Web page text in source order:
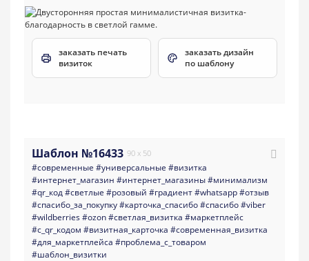
заказать печать
визиток
заказать дизайн
по шаблону
Шаблон №16433 90 x 50
#современные #универсальные #визитка
#интернет_магазин #интернет_магазины#минимализм
#qr_код#светлые #розовый #градиент#whatsapp#отзыв
#спасибо_за_покупку#карточка_спасибо#спасибо#viber
#wildberries#ozon#светлая_визитка #маркетплейс
#с_qr_кодом #визитная_карточка #современная_визитка
#для_маркетплейса #проблема_с_товаром
#шаблон_визитки